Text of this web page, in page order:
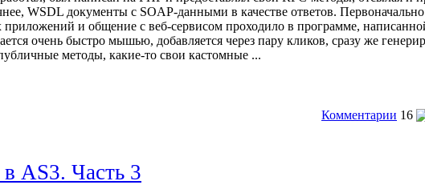
WSDL документы с SOAP-данными в качестве ответов.
приложений и общение с веб-сервисом проходило в программе,
очень быстро мышью, добавляется через пару кликов, сразу же
методы, какие-то свои кастомные ...
Комментарии 16
AS3. Часть 3